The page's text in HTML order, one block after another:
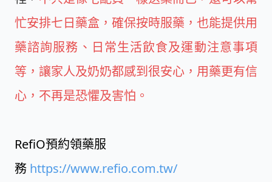
忙安排七日藥盒，確保按時服藥，也能提供用
藥諮詢服務、日常生活飲食及運動注意事項
等，讓家人及奶奶都感到很安心，用藥更有信
心，不再是恐懼及害怕。
RefiO預約領藥服
務 https://www.refio.com.tw/